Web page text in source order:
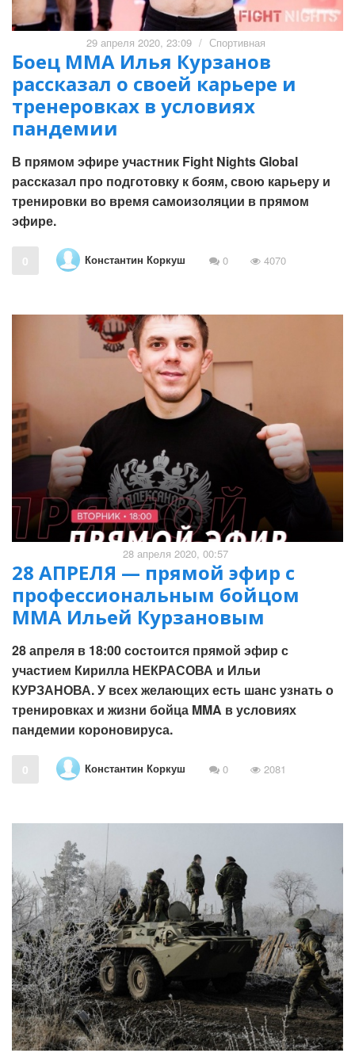
29 апреля 2020, 23:09 / Спортивная
Боец MMA Илья Курзанов
рассказал о своей карьере и
тренеровках в условиях
пандемии
В прямом эфире участник Fight Nights Global
рассказал про подготовку к боям, свою карьеру и
тренировки во время самоизоляции в прямом
эфире.
0 Константин Коркуш 0 4070
28 апреля 2020, 00:57
28 АПРЕЛЯ — прямой эфир с
профессиональным бойцом
MMA Ильей Курзановым
28 апреля в 18:00 состоится прямой эфир с
участием Кирилла НЕКРАСОВА и Ильи
КУРЗАНОВА. У всех желающих есть шанс узнать о
тренировках и жизни бойца MMA в условиях
пандемии короновируса.
0 Константин Коркуш 0 2081